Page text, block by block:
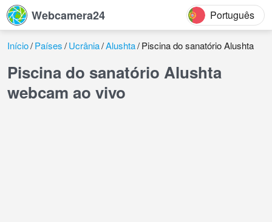
Webcamera24 Português
Início Países Ucrânia Alushta Piscina do sanatório Alushta
Piscina do sanatório Alushta
webcam ao vivo